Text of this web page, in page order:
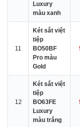
Luxury
màu xanh
11
Két sắt việt
tiệp
BO50BF
Pro màu
Gold
12
Két sắt việt
tiệp
BO63FE
Luxury
màu trắng